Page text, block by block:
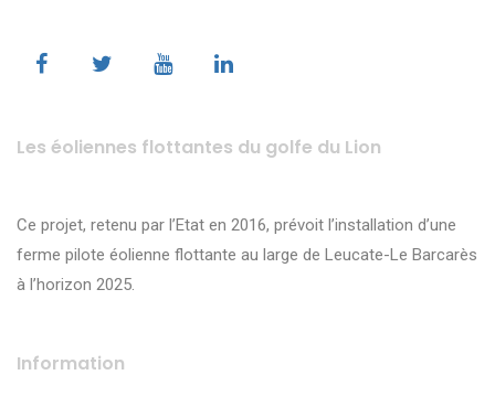
Les éoliennes flottantes du golfe du Lion
Ce projet, retenu par l’Etat en 2016, prévoit l’installation d’une
ferme pilote éolienne flottante au large de Leucate-Le Barcarès
à l’horizon 2025.
Information